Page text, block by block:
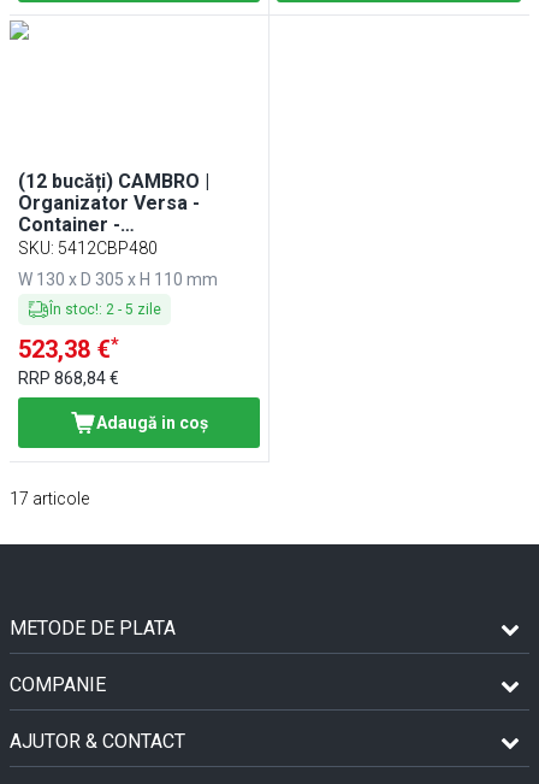
(12 bucăți) CAMBRO |
Organizator Versa -
Container -
130x305x110mm - Gri mat
SKU: 5412CBP480
W 130 x D 305 x H 110 mm
În stoc!: 2- 5 zile
523,38 €*
RRP 868,84 €
Adaugă in coş
17 articole
METODE DE PLATA
COMPANIE
AJUTOR & CONTACT